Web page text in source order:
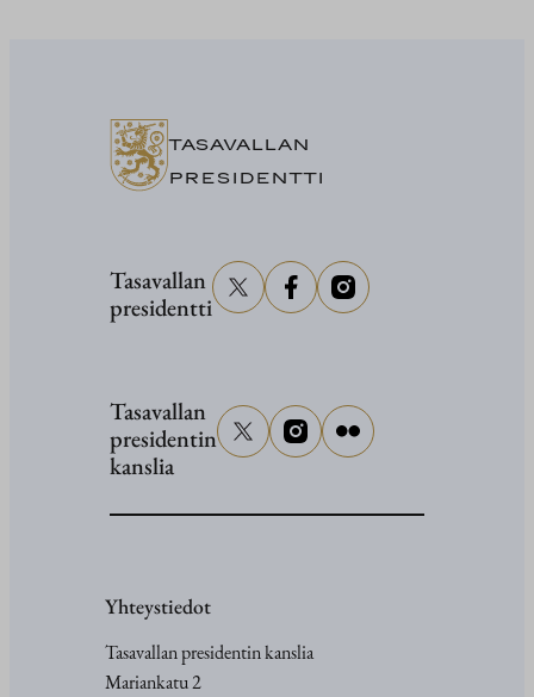
TASAVALLAN
PRESIDENTTI
Tasavallan
presidentti
Tasavallan
presidentin
kanslia
Yhteystiedot
Tasavallan presidentin kanslia
Mariankatu 2